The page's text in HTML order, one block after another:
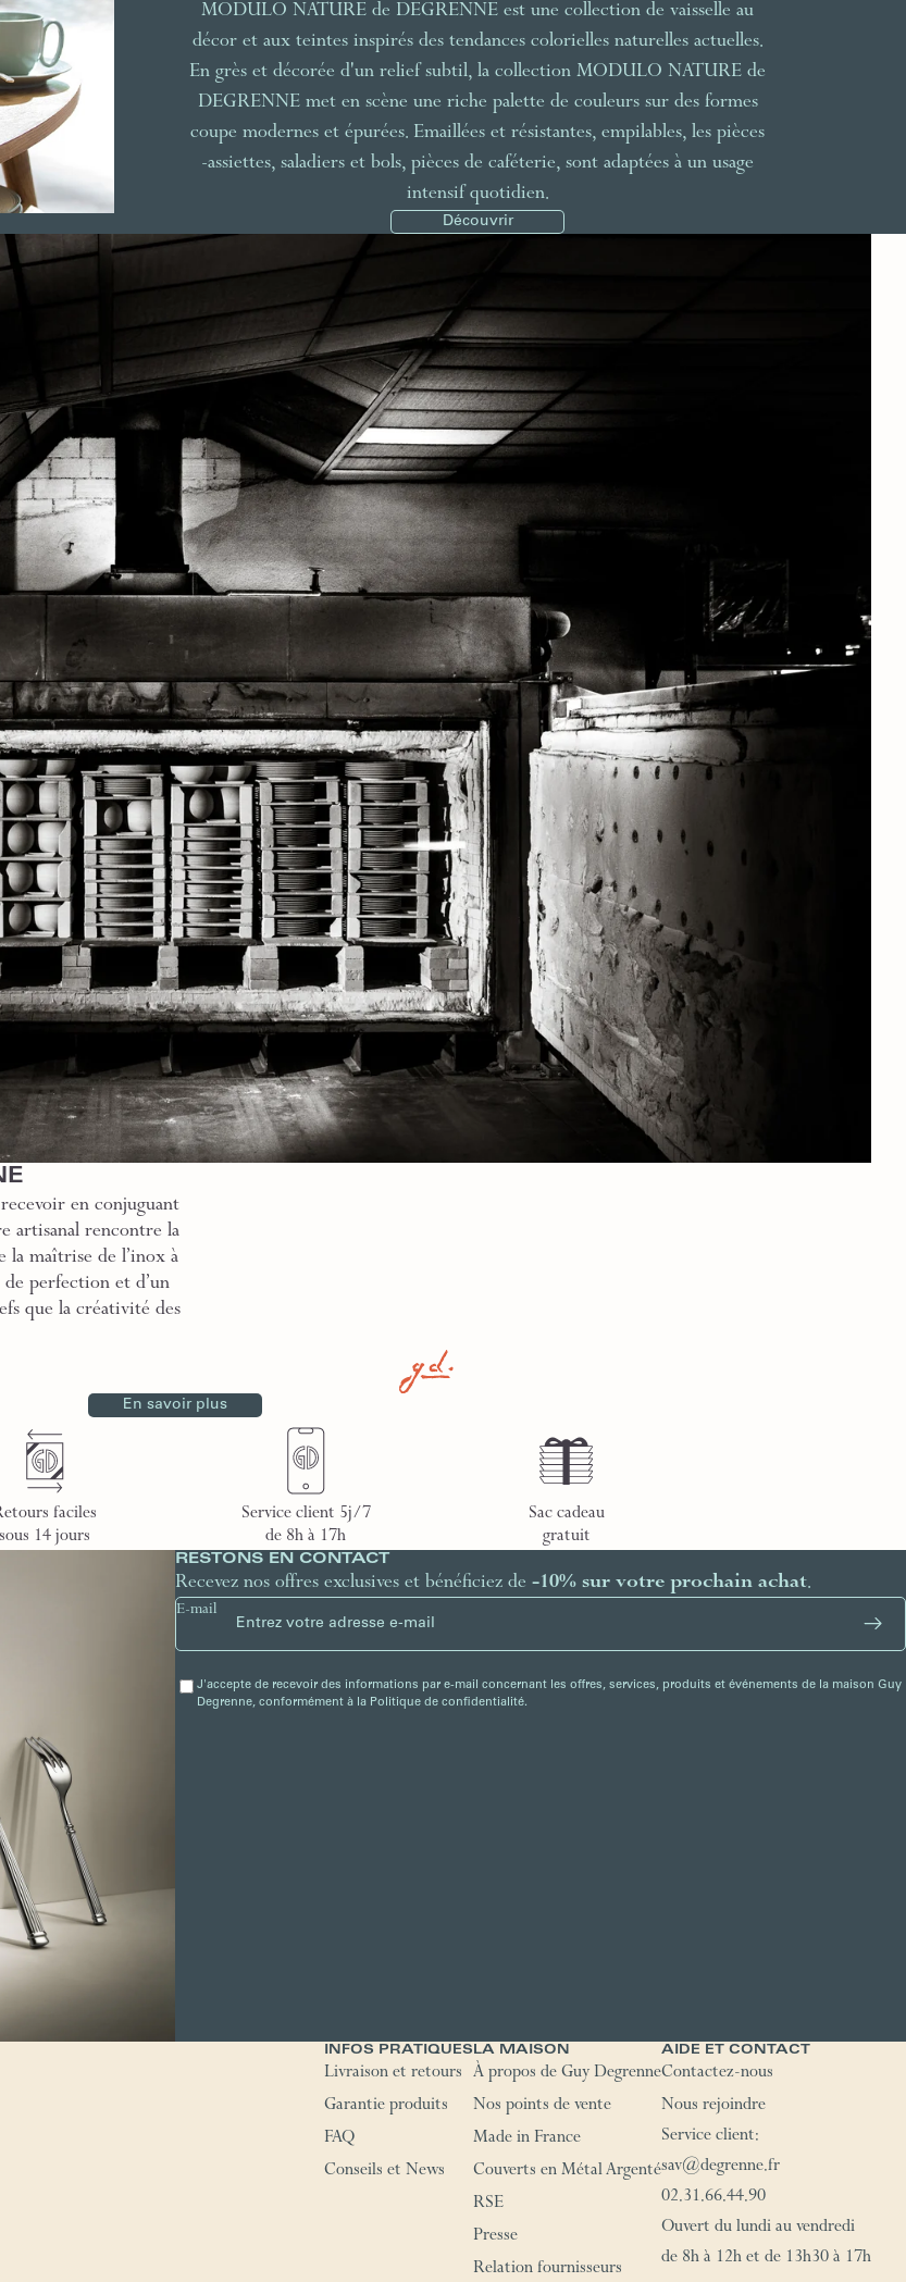
MODULO NATURE de DEGRENNE est une collection de vaisselle au
décor et aux teintes inspirés des tendances colorielles naturelles actuelles.
En grès et décorée d'un relief subtil, la collection MODULO NATURE de
DEGRENNE met en scène une riche palette de couleurs sur des formes
coupe modernes et épurées. Emaillées et résistantes, empilables, les pièces
-assiettes, saladiers et bols, pièces de caféterie, sont adaptées à un usage
intensif quotidien.
Découvrir
en conjuguant
artisanal rencontre la
la maîtrise de l’inox à
de perfection et d’un
que la créativité des
En savoir plus
faciles
sous 14 jours
Service client 5j/7
de 8h à 17h
Sac cadeau
gratuit
RESTONS EN CONTACT
Recevez nos offres exclusives et bénéficiez de -10% sur votre prochain achat.
E-mail
J'accepte de recevoir des informations par e-mail concernant les offres, services, produits et événements de la maison Guy
Degrenne, conformément à la Politique de confidentialité.
INFOS PRATIQUES
Livraison et retours
Garantie produits
FAQ
Conseils et News
LA MAISON
À propos de Guy Degrenne
Nos points de vente
Made in France
Couverts en Métal Argenté
RSE
Presse
Relation fournisseurs
AIDE ET CONTACT
Contactez-nous
Nous rejoindre
Service client:
sav@degrenne.fr
02.31.66.44.90
Ouvert du lundi au vendredi
de 8h à 12h et de 13h30 à 17h